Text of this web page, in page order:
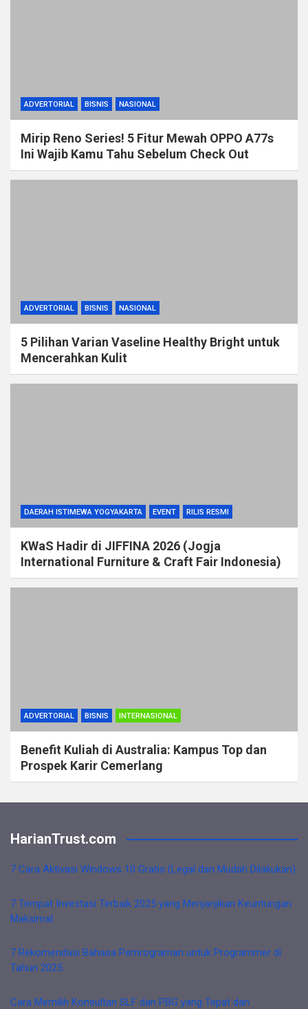
ADVERTORIAL BISNIS NASIONAL
Mirip Reno Series! 5 Fitur Mewah OPPO A77s
Ini Wajib Kamu Tahu Sebelum Check Out
ADVERTORIAL BISNIS NASIONAL
5 Pilihan Varian Vaseline Healthy Bright untuk
Mencerahkan Kulit
DAERAH ISTIMEWA YOGYAKARTA EVENT RILIS RESMI
KWaS Hadir di JIFFINA 2026 (Jogja
International Furniture & Craft Fair Indonesia)
ADVERTORIAL BISNIS INTERNASIONAL
Benefit Kuliah di Australia: Kampus Top dan
Prospek Karir Cemerlang
HarianTrust.com
7 Cara Aktivasi Windows 10 Gratis (Legal dan Mudah Dilakukan)
7 Tempat Investasi Terbaik 2025 yang Menjanjikan Keuntungan
Maksimal
7 Rekomendasi Bahasa Pemrograman untuk Programmer di
Tahun 2025
Cara Memilih Konsultan SLF dan PBG yang Tepat dan